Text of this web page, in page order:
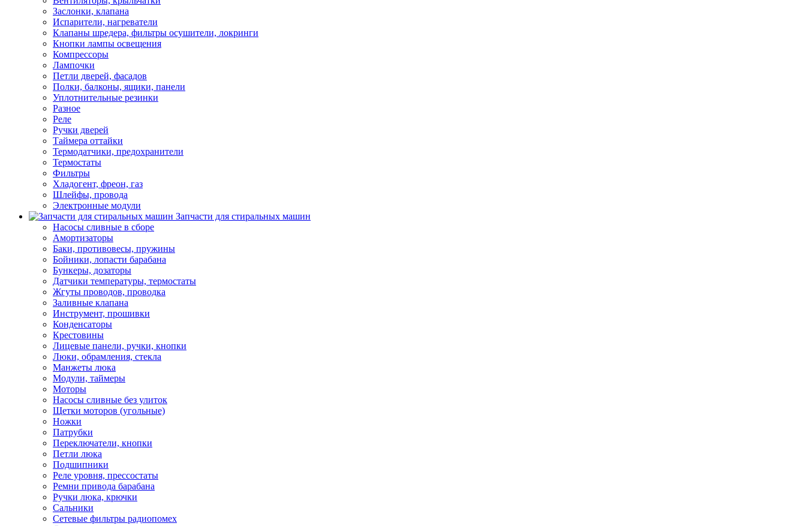
Заслонки, клапана
Испарители, нагреватели
Клапаны шредера, фильтры осушители, локринги
Кнопки лампы освещения
Компрессоры
Лампочки
Петли дверей, фасадов
Полки, балконы, ящики, панели
Уплотнительные резинки
Разное
Реле
Ручки дверей
Таймера оттайки
Термодатчики, предохранители
Термостаты
Фильтры
Хладогент, фреон, газ
Шлейфы, провода
Электронные модули
Запчасти для стиральных машин
Насосы сливные в сборе
Амортизаторы
Баки, противовесы, пружины
Бойники, лопасти барабана
Бункеры, дозаторы
Датчики температуры, термостаты
Жгуты проводов, проводка
Заливные клапана
Инструмент, прошивки
Конденсаторы
Крестовины
Лицевые панели, ручки, кнопки
Люки, обрамления, стекла
Манжеты люка
Модули, таймеры
Моторы
Насосы сливные без улиток
Щетки моторов (угольные)
Ножки
Патрубки
Переключатели, кнопки
Петли люка
Подшипники
Реле уровня, прессостаты
Ремни привода барабана
Ручки люка, крючки
Сальники
Сетевые фильтры радиопомех